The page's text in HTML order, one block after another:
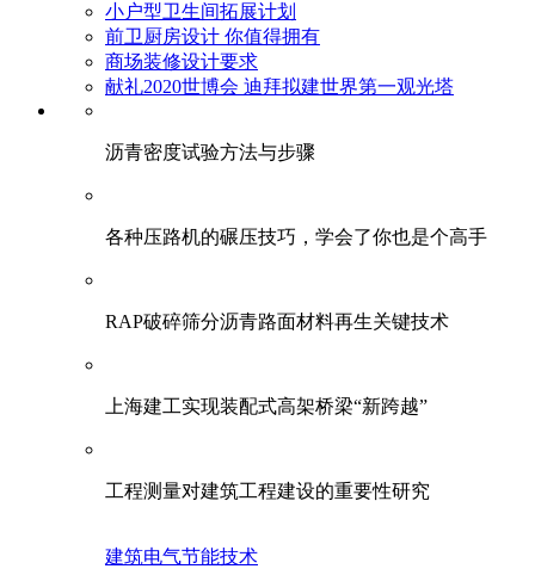
小户型卫生间拓展计划
前卫厨房设计 你值得拥有
商场装修设计要求
献礼2020世博会 迪拜拟建世界第一观光塔
​沥青密度试验方法与步骤
各种压路机的碾压技巧，学会了你也是个高手
RAP破碎筛分沥青路面材料再生关键技术
上海建工实现装配式高架桥梁“新跨越”
工程测量对建筑工程建设的重要性研究
建筑电气节能技术